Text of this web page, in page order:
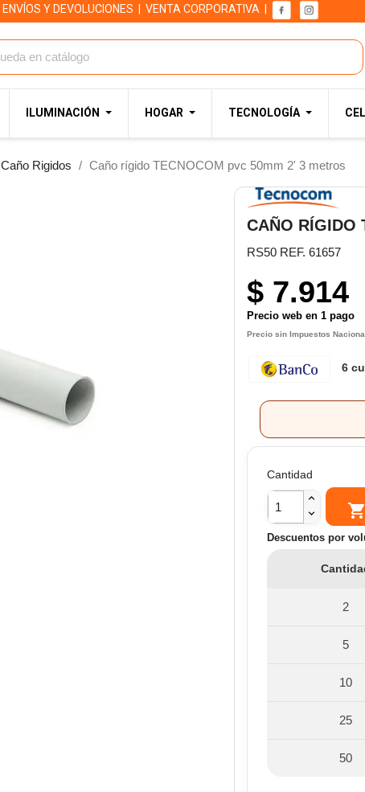
ENVÍOS Y DEVOLUCIONES VENTA CORPORATIVA
ILUMINACIÓN HOGAR TECNOLOGÍA
Caño Rigidos Caño rígido TECNOCOM pvc 50mm 2' 3 metros
CAÑO RÍGIDO
RS50 REF. 61657
$ 7.914
Precio web en 1 pago
Precio sin Impuestos
6
Cantidad

Descuentos por
2
5
10
25
50